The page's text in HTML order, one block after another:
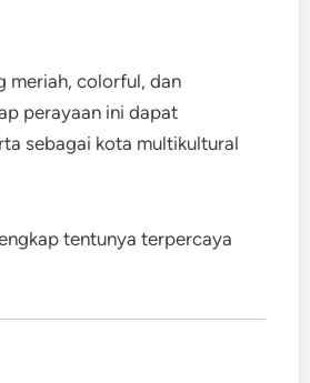
meriah, colorful, dan
perayaan ini dapat
sebagai kota multikultural
tentunya terpercaya